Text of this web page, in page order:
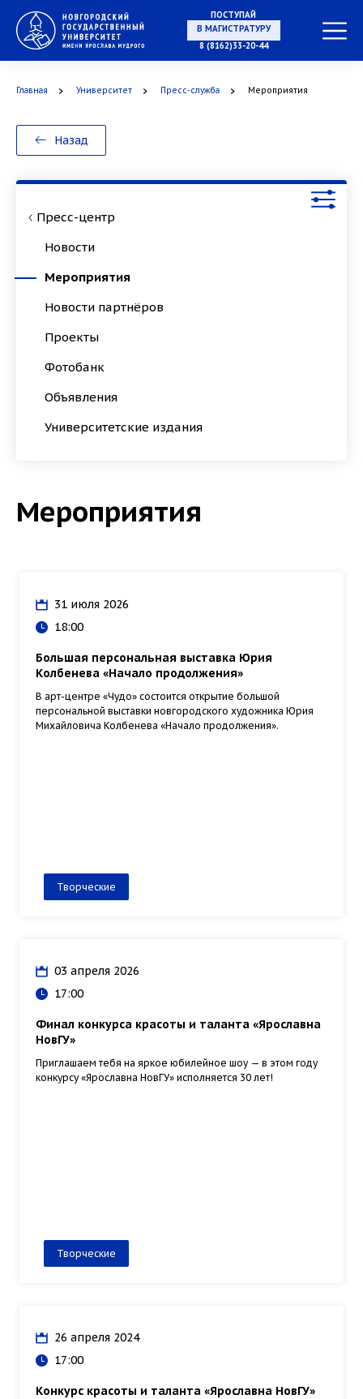
ПОСТУПАЙ
В МАГИСТРАТУРУ
В ОРДИНАТУРУ
8 (8162)33-20-44
Главная Университет Пресс-служба Мероприятия
Назад
Пресс-центр
Новости
Мероприятия
Новости партнёров
Проекты
Фотобанк
Объявления
Университетские издания
Мероприятия
31 июля 2026
18:00
Большая персональная выставка Юрия
Колбенева «Начало продолжения»
В арт-центре «Чудо» состоится открытие большой
персональной выставки новгородского художника Юрия
Михайловича Колбенева «Начало продолжения».
Творческие
03 апреля 2026
17:00
Финал конкурса красоты и таланта «Ярославна
НовГУ»
Приглашаем тебя на яркое юбилейное шоу — в этом году
конкурсу «Ярославна НовГУ» исполняется 30 лет!
Творческие
26 апреля 2024
17:00
Конкурс красоты и таланта «Ярославна НовГУ»